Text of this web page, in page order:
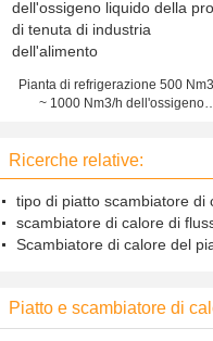
Pianta di refrigerazione 500
~ 1000 Nm3/h dell'ossigeno
Ricerche relative:
tipo di piatto scambiatore di
scambiatore di calore di
Scambiatore di calore del
Piatto e scambiatore di